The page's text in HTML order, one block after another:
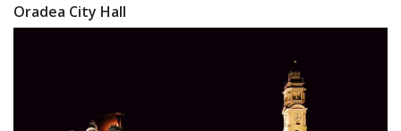
Oradea City Hall